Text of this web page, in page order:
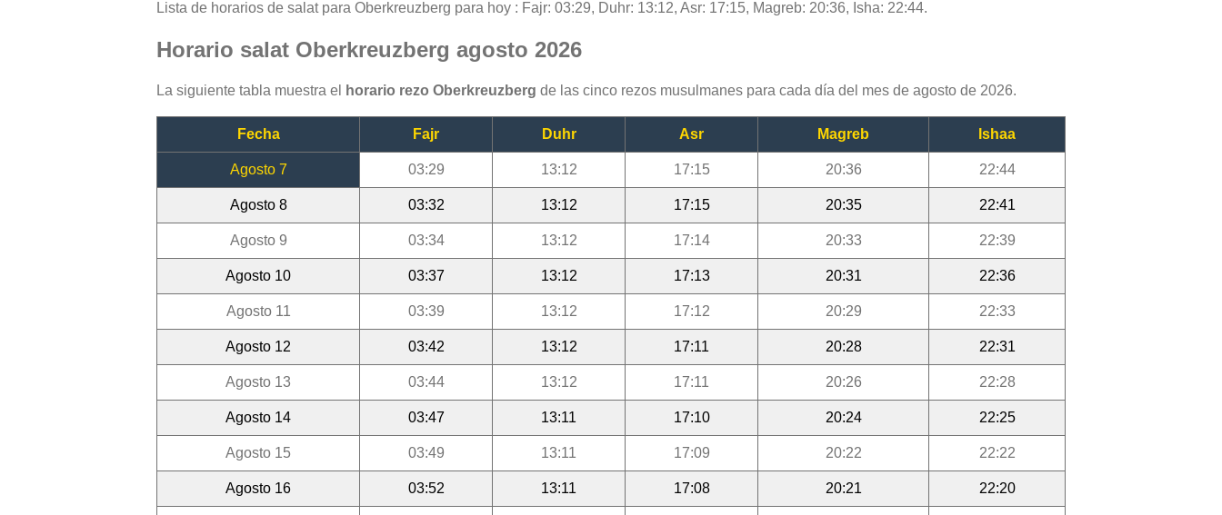
Lista de horarios de salat para Oberkreuzberg para hoy : Fajr: 03:29, Duhr: 13:12, Asr: 17:15, Magreb: 20:36, Isha: 22:44.
Horario salat Oberkreuzberg agosto 2026
La siguiente tabla muestra el horario rezo Oberkreuzberg de las cinco rezos musulmanes para cada día del mes de agosto de 2026.
Fecha Fajr Duhr Asr Magreb Ishaa
Agosto 7 03:29 13:12 17:15 20:36 22:44
Agosto 8 03:32 13:12 17:15 20:35 22:41
Agosto 9 03:34 13:12 17:14 20:33 22:39
Agosto 10 03:37 13:12 17:13 20:31 22:36
Agosto 11 03:39 13:12 17:12 20:29 22:33
Agosto 12 03:42 13:12 17:11 20:28 22:31
Agosto 13 03:44 13:12 17:11 20:26 22:28
Agosto 14 03:47 13:11 17:10 20:24 22:25
Agosto 15 03:49 13:11 17:09 20:22 22:22
Agosto 16 03:52 13:11 17:08 20:21 22:20